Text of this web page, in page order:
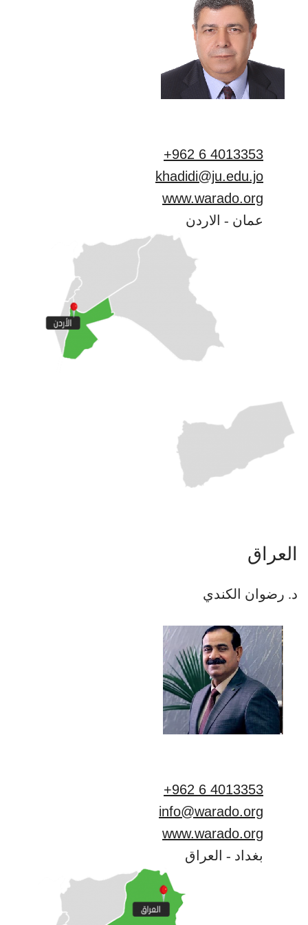
+962 6 4013353
khadidi@ju.edu.jo
www.warado.org
عمان - الاردن
العراق
د. رضوان الكندي
+962 6 4013353
info@warado.org
www.warado.org
بغداد - العراق